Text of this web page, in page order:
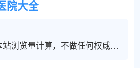
院大全
浏览量计算，不做任何权威度